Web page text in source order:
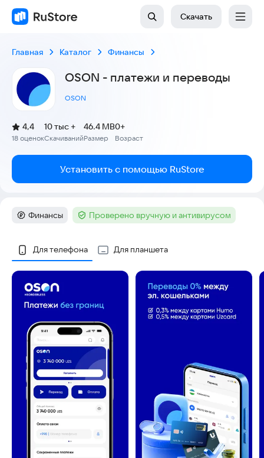
Скачать
Главная Каталог Финансы
OSON - платежи и переводы
OSON
Рейтинг:
4,4
(
18 оценок
)
Скачиваний
10 тыс +
Размер
46.4 MB
Возраст
0+
Установить с помощью RuStore
Категория:
Финансы Тег :Проверено вручную и антивирусом
Скриншоты
Для телефона Для планшета